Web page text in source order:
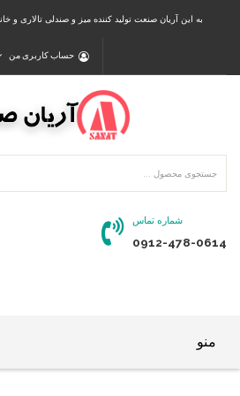
به این آریان صنعت تولید کننده میز و صندلی تالاری و
حساب کاربری من
شماره تماس
0912-478-0614
منو